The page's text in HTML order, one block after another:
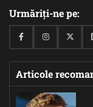
Urmăriți-ne pe:
FacebookInstagram
Articole